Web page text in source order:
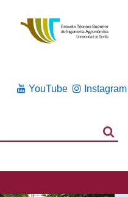
YouTube Instagram